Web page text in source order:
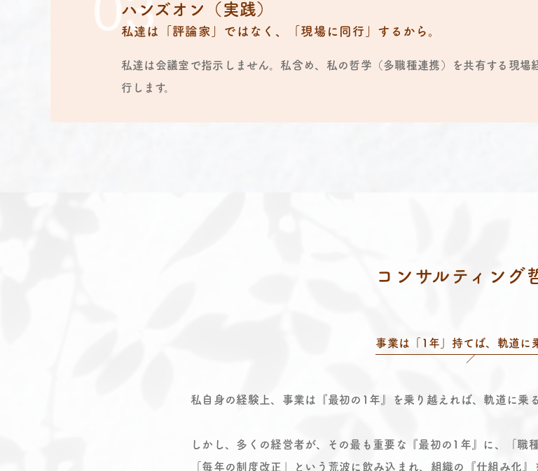
ハンズオン（実践）
私達は「評論家」ではなく、「現場に同行」するから。
私達は会議室で指示しません。私含め、私の哲学（多職種連携）を共有する現
行します。
コンサルティング
事業は「1年」持てば、軌道に
私自身の経験上、事業は『最初の1年』を乗り越えれば、軌道に乗る
しかし、多くの経営者が、その最も重要な『最初の1年』に、「職
「毎年の制度改正」という荒波に飲み込まれ、組織の『仕組み化』